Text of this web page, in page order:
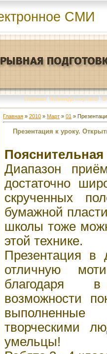
СМИ
Главная | Команда портала | О
Главная » 2010 » Март » 01 »
Презентация к уроку.
Пояснительная
Диапазон
достаточно
скрученных
бумажной
школы тоже
этой технике.
Презентация в
отличную
благодаря
возможности
творческими
умельцы!